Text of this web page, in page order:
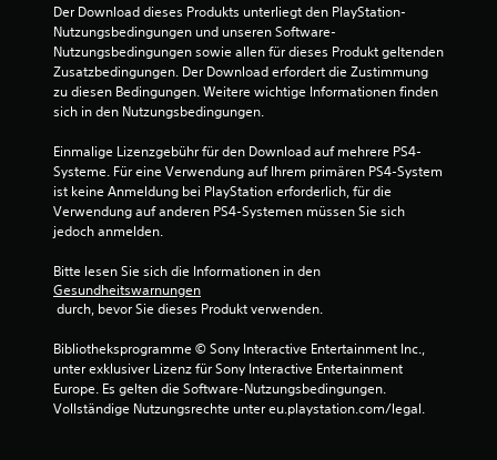
n
e
n
a
u
s
6
Der Download dieses Produkts unterliegt den PlayStation-
Nutzungsbedingungen und unseren Software-
Nutzungsbedingungen sowie allen für dieses Produkt geltenden
Zusatzbedingungen. Der Download erfordert die Zustimmung
zu diesen Bedingungen. Weitere wichtige Informationen finden
sich in den Nutzungsbedingungen.
Einmalige Lizenzgebühr für den Download auf mehrere PS4-
Systeme. Für eine Verwendung auf Ihrem primären PS4-System
ist keine Anmeldung bei PlayStation erforderlich, für die
Verwendung auf anderen PS4-Systemen müssen Sie sich
jedoch anmelden.
Bitte lesen Sie sich die Informationen in den
Gesundheitswarnungen
durch, bevor Sie dieses Produkt verwenden.
Bibliotheksprogramme © Sony Interactive Entertainment Inc.,
unter exklusiver Lizenz für Sony Interactive Entertainment
Europe. Es gelten die Software-Nutzungsbedingungen.
Vollständige Nutzungsrechte unter eu.playstation.com/legal.